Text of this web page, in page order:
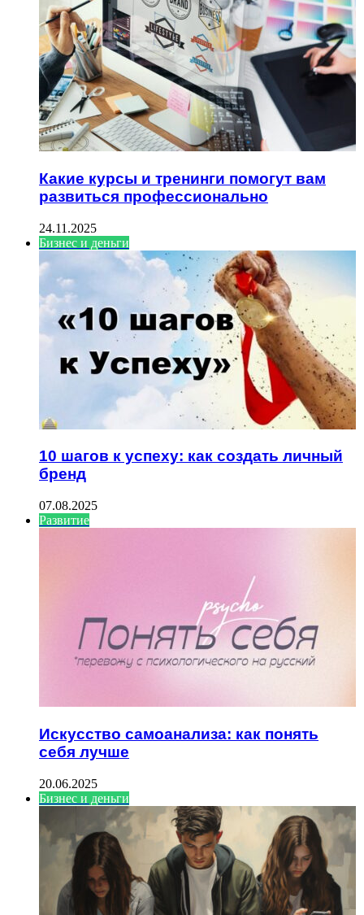
Какие курсы и тренинги помогут вам
развиться профессионально
24.11.2025
Бизнес и деньги
10 шагов к успеху: как создать личный
бренд
07.08.2025
Развитие
Искусство самоанализа: как понять
себя лучше
20.06.2025
Бизнес и деньги